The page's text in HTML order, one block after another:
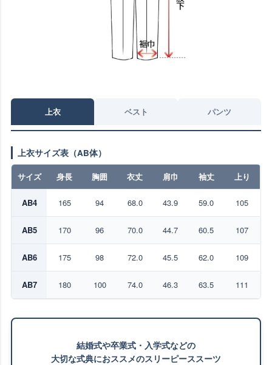
上衣 ベスト パンツ
上衣サイズ表（AB体）
サイズ 身長 胸囲 衣丈 肩巾 袖丈 上り
AB4 165 94 68.0 43.9 59.0 105
AB5 170 96 70.0 44.7 60.5 107
AB6 175 98 72.0 45.5 62.0 109
AB7 180 100 74.0 46.3 63.5 111
結婚式や卒業式・入学式などの
大切な式典におススメのスリーピーススーツ